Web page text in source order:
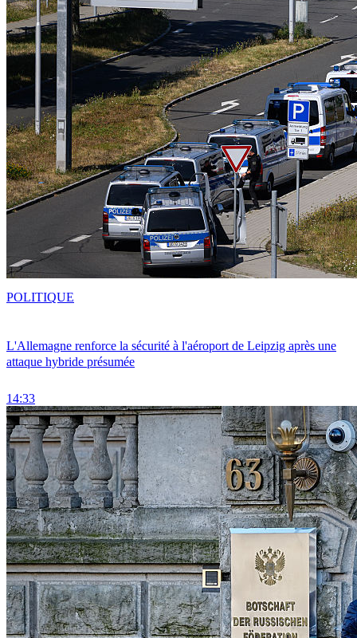
L'Allemagne renforce la sécurité à l'aéroport de Leipzig après une
attaque hybride présumée
14:33
POLITIQUE